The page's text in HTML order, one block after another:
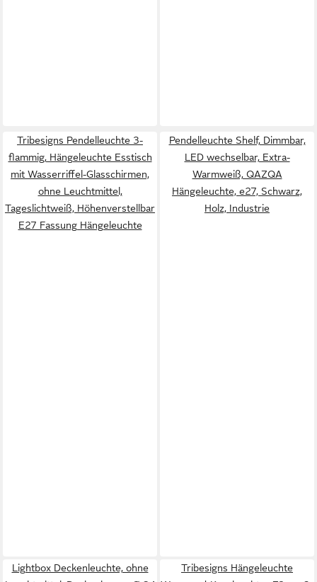
Tribesigns Pendelleuchte 3-
flammig, Hängeleuchte Esstisch
mit Wasserriffel-Glasschirmen,
ohne Leuchtmittel,
Tageslichtweiß, Höhenverstellbar
E27 Fassung Hängeleuchte
Pendelleuchte Shelf, Dimmbar,
LED wechselbar, Extra-
Warmweiß, QAZQA
Hängeleuchte, e27, Schwarz,
Holz, Industrie
Lightbox Deckenleuchte, ohne
Tribesigns Hängeleuchte